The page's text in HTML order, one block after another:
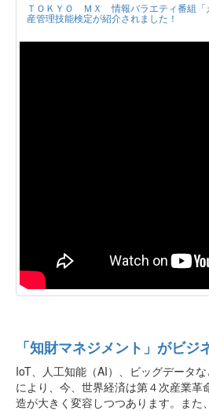
ＴＯＫＹＯ ＭＸ 情報バラエティ番組「
産管理技能検定が紹介されました！
「知財マネジメント」がビジ
IoT、人工知能（AI）、ビッグデータ
により、今、世界経済は第４次産業革
造が大きく変容しつつあります。また